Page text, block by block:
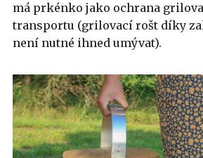
má prkénko jako ochrana
transportu (grilovací rošt díky
není nutné ihned umývat).